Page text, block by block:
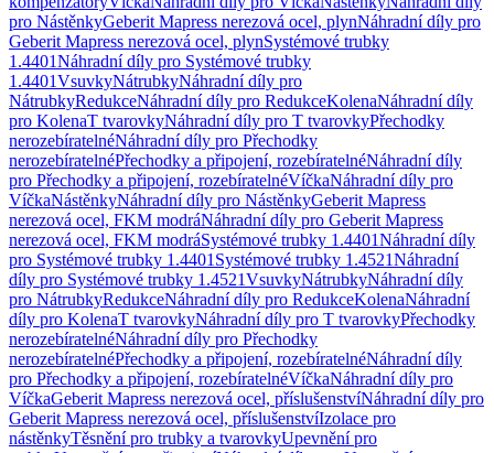
pro NástěnkyGeberit Mapress nerezová ocel, plynNáhradní díly pro
Geberit Mapress nerezová ocel, plynSystémové trubky
1.4401Náhradní díly pro Systémové trubky
1.4401VsuvkyNátrubkyNáhradní díly pro
NátrubkyRedukceNáhradní díly pro RedukceKolenaNáhradní díly
pro KolenaT tvarovkyNáhradní díly pro T tvarovkyPřechodky
nerozebíratelnéNáhradní díly pro Přechodky
nerozebíratelnéPřechodky a připojení, rozebíratelnéNáhradní díly
pro Přechodky a připojení, rozebíratelnéVíčkaNáhradní díly pro
VíčkaNástěnkyNáhradní díly pro NástěnkyGeberit Mapress
nerezová ocel, FKM modráNáhradní díly pro Geberit Mapress
nerezová ocel, FKM modráSystémové trubky 1.4401Náhradní díly
pro Systémové trubky 1.4401 Systémové trubky 1.4521Náhradní
díly pro Systémové trubky 1.4521VsuvkyNátrubkyNáhradní díly
pro NátrubkyRedukceNáhradní díly pro RedukceKolenaNáhradní
díly pro KolenaT tvarovkyNáhradní díly pro T tvarovkyPřechodky
nerozebíratelnéNáhradní díly pro Přechodky
nerozebíratelnéPřechodky a připojení, rozebíratelnéNáhradní díly
pro Přechodky a připojení, rozebíratelnéVíčkaNáhradní díly pro
VíčkaGeberit Mapress nerezová ocel, příslušenstvíNáhradní díly pro
Geberit Mapress nerezová ocel, příslušenstvíIzolace pro
nástěnkyTěsnění pro trubky a tvarovkyUpevnění pro